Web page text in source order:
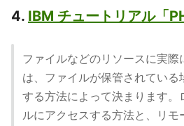
4. IBM チュートリアル「
ファイルなどのリソースに実際
は、ファイルが保管されている
する方法によって決まります。
ルにアクセスする方法と、リモ